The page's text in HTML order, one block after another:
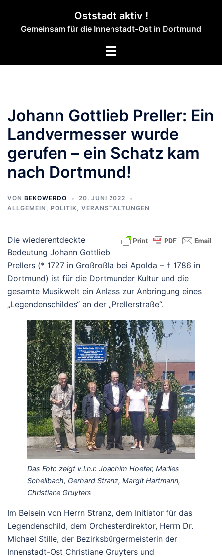
springen
Oststadt aktiv !
Gemeinsam für die Innenstadt-Ost in Dortmund
Menü
Johann Gottlieb Preller: Ein
Landvermesser wurde
gerufen – ein Schatz kam
nach Dortmund!
VON BEKOWERDO
20. JUNI 2022
ALLGEMEIN , POLITIK, VERANSTALTUNGEN
Die wiederentdeckte
Bedeutung Johann Gottlieb
Prellers (* 1727 in Großroßla bei Apolda – † 1786 in
Dortmund) ist für die Dortmunder Kultur und die
gesamte Musikwelt ein Anlass zur Anbringung eines
„Legendenschildes“ an der „Prellerstraße“.
Das Foto zeigt v.l.n.r. Joachim Hoefer, Marlies
Schellbach, Gerhard Stranz, Margit Hartmann,
Christiane Gruyters
Im Beisein von Herrn Stranz, dem Initiator für das
Legendenschild, dem Orchesterdirektor, Herrn Dr.
Michael Stille, der Bezirksbürgermeisterin der
Innenstadt-Ost Christiane Gruyters und